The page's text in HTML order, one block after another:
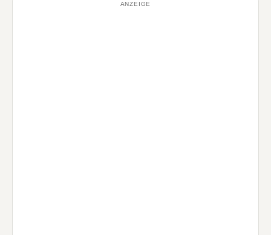
ANZEIGE